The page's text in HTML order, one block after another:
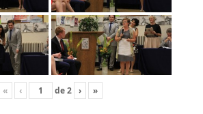
« ‹ de2 › »